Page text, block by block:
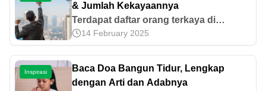
& Jumlah Kekayaannya
Terdapat daftar orang terkaya di
Indonesia 2025 dan aset kekayaannya
berdasarkan Forbes, salah satunya
Prajogo Pangestu. Temukan nama-
nama lainnya di sini!
14 February 2025
Inspirasi
Baca Doa Bangun Tidur, Lengkap
dengan Arti dan Adabnya